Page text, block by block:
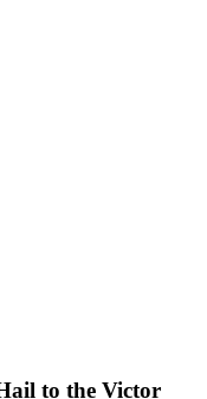
to the Victor